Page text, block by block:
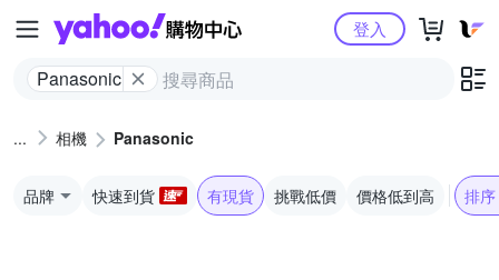
Yahoo購物中心
Panasonic
登入
相機 Panasonic
品牌 快速到貨 有現貨 挑戰低價 價格低到高 排序